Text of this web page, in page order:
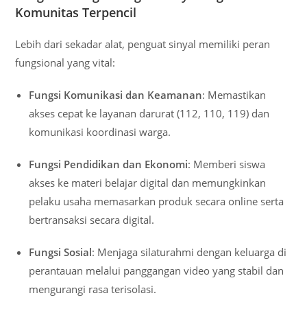
Komunitas Terpencil
Lebih dari sekadar alat, penguat sinyal memiliki peran
fungsional yang vital:
Fungsi Komunikasi dan Keamanan: Memastikan
akses cepat ke layanan darurat (112, 110, 119) dan
komunikasi koordinasi warga.
Fungsi Pendidikan dan Ekonomi: Memberi siswa
akses ke materi belajar digital dan memungkinkan
pelaku usaha memasarkan produk secara online serta
bertransaksi secara digital.
Fungsi Sosial: Menjaga silaturahmi dengan keluarga di
perantauan melalui panggangan video yang stabil dan
mengurangi rasa terisolasi.